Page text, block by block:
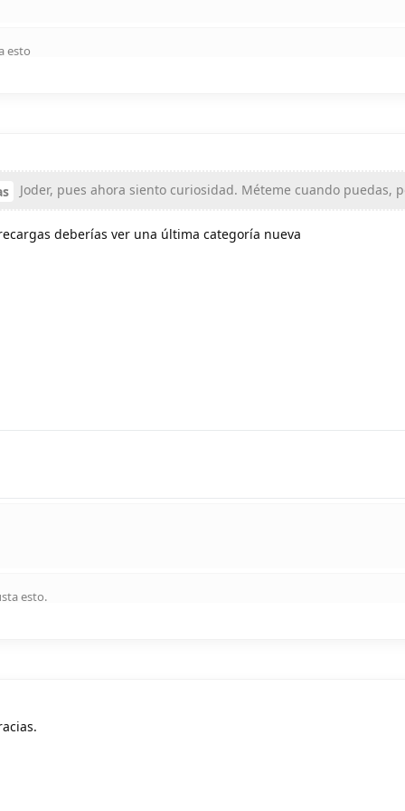
esto
Joder, pues ahora siento curiosidad. Méteme cuando puedas,
deberías ver una última categoría nueva
esto.